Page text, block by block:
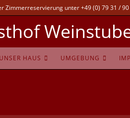
Zimmerreservierung unter +49 (0) 79 31 /
UNSER HAUS UMGEBUNG